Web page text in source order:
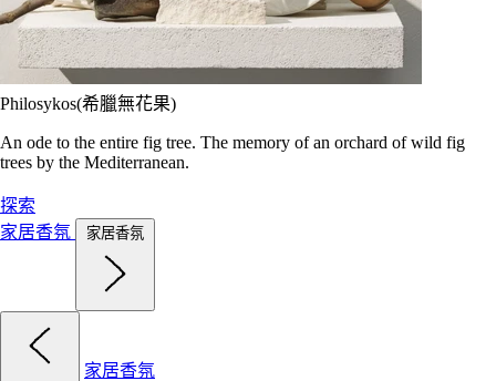
Philosykos(希臘無花果)
An ode to the entire fig tree. The memory of an orchard of wild fig
trees by the Mediterranean.
探索
家居香氛
家居香氛
家居香氛